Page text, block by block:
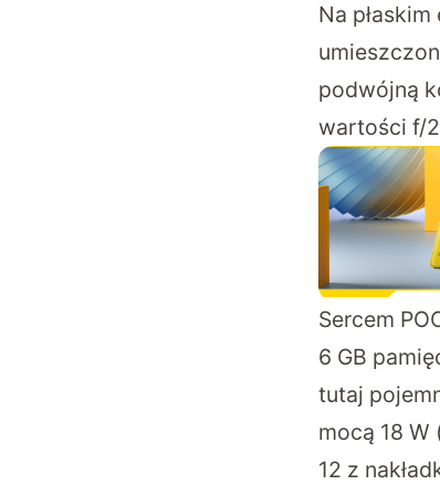
Na
podwójną
wartości f/
Sercem
6 GB
tutaj
mocą 18 W
12 z